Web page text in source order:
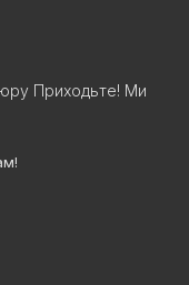
Приходьте! Ми